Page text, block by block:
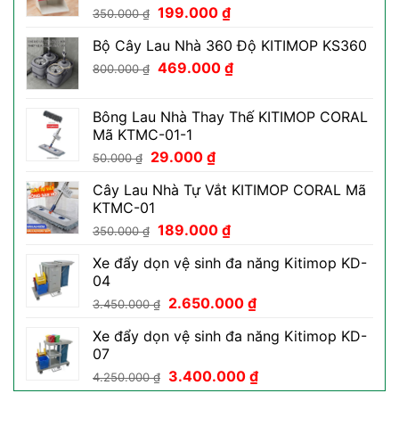
350.000₫ Giá
là:
350.000 ₫.
199.000 ₫Giá
tại
là:
Bộ Cây Lau Nhà 360 Độ KITIMOP KS360
800.000₫ Giá
800.000 ₫.
469.000 ₫Giá
là:
Bông Lau Nhà Thay Thế KITIMOP CORAL
Mã KTMC-01-1
50.000₫
Giá
là:
50.000 ₫.
29.000 ₫Giá
tại
29.000 ₫.
Cây Lau Nhà Tự Vắt KITIMOP CORAL Mã
KTMC-01
350.000₫ Giá
là:
189.000 ₫Giá
tại
189.000 ₫.
Xe đẩy dọn vệ sinh đa năng Kitimop KD-
04
3.450.000₫
Giá
là:
2.650.000 ₫Giá
tại
2.650.000 ₫.
Xe đẩy dọn vệ sinh đa năng Kitimop KD-
07
4.250.000₫
Giá
gốc
3.400.000 ₫Giá
hiện